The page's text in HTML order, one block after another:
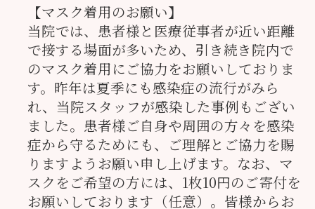
【マスク着用のお願い】
当院では、患者様と医療従事者が近い距離
で接する場面が多いため、引き続き院内で
のマスク着用にご協力をお願いしておりま
す。昨年は夏季にも感染症の流行がみら
れ、当院スタッフが感染した事例もござい
ました。患者様ご自身や周囲の方々を感染
症から守るためにも、ご理解とご協力を賜
りますようお願い申し上げます。なお、マ
スクをご希望の方には、1枚10円のご寄付を
お願いしております（任意）。皆様からお